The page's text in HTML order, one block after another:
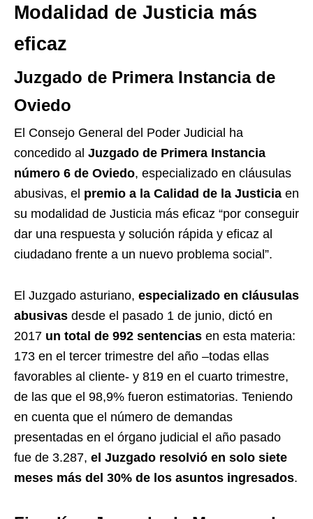
Modalidad de Justicia más
eficaz
Juzgado de Primera Instancia de
Oviedo
El Consejo General del Poder Judicial ha
concedido al Juzgado de Primera Instancia
número 6 de Oviedo, especializado en cláusulas
abusivas, el premio a la Calidad de la Justicia en
su modalidad de Justicia más eficaz “por conseguir
dar una respuesta y solución rápida y eficaz al
ciudadano frente a un nuevo problema social”.
El Juzgado asturiano, especializado en cláusulas
abusivas desde el pasado 1 de junio, dictó en
2017 un total de 992 sentencias en esta materia:
173 en el tercer trimestre del año –todas ellas
favorables al cliente- y 819 en el cuarto trimestre,
de las que el 98,9% fueron estimatorias. Teniendo
en cuenta que el número de demandas
presentadas en el órgano judicial el año pasado
fue de 3.287, el Juzgado resolvió en solo siete
meses más del 30% de los asuntos ingresados.